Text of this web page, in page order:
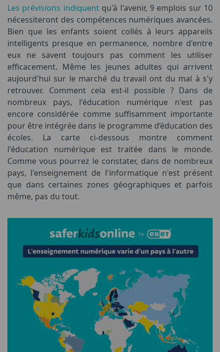
Les prévisions indiquentqu'à l'avenir, 9 emplois sur 10
nécessiteront des compétences numériques avancées.
Bien que les enfants soient collés à leurs appareils
intelligents presque en permanence, nombre d'entre
eux ne savent toujours pas comment les utiliser
efficacement. Même les jeunes adultes qui arrivent
aujourd'hui sur le marché du travail ont du mal à s'y
retrouver. Comment cela est-il possible ? Dans de
nombreux pays, l'éducation numérique n'est pas
encore considérée comme suffisamment importante
pour être intégrée dans le programme d’éducation des
écoles. La carte ci-dessous montre comment
l'éducation numérique est traitée dans le monde.
Comme vous pourrez le constater, dans de nombreux
pays, l'enseignement de l'informatique n'est présent
que dans certaines zones géographiques et parfois
même, pas du tout.